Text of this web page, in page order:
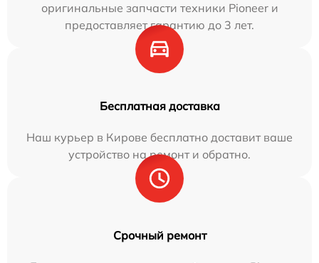
оригинальные запчасти техники Pioneer и
предоставляет гарантию до 3 лет.
Бесплатная доставка
Наш курьер в Кирове бесплатно доставит ваше
устройство на ремонт и обратно.
Срочный ремонт